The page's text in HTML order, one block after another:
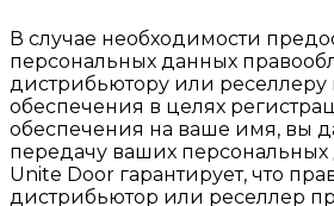
В случае необходимости
персональных данных
дистрибьютору или
обеспечения в целях
обеспечения на ваше имя, вы
передачу ваших
Unite Door гарантирует, что
дистрибьютор или реселлер